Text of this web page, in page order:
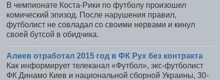
В чемпионате Коста-Рики по футболу произошел
комический эпизод. После нарушения правил,
футболист не совладал со своими нервами и кинул
своей бутсой в обидчика.
Алиев отработал 2015 год в ФК Рух без контракта
Как информирует телеканал «Футбoл», экс-футболист
ФК Динамо Киев и национальной сборной Украины, 30-